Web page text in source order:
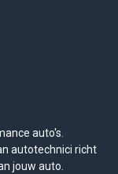
auto's.
autotechnici richt
jouw auto.